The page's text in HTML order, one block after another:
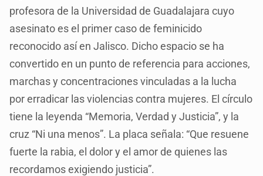
profesora de la Universidad de Guadalajara cuyo
asesinato es el primer caso de feminicido
reconocido así en Jalisco. Dicho espacio se ha
convertido en un punto de referencia para acciones,
marchas y concentraciones vinculadas a la lucha
por erradicar las violencias contra mujeres. El círculo
tiene la leyenda “Memoria, Verdad y Justicia”, y la
cruz “Ni una menos”. La placa señala: “Que resuene
fuerte la rabia, el dolor y el amor de quienes las
recordamos exigiendo justicia”.